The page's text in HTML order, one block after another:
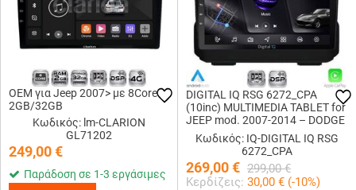
OEM για Jeep 2007> με 8Core
2GB/32GB
Κωδικός: lm-CLARION
GL71202
249,00€
Παράδοση σε 1-3 εργάσιμες
DIGITAL IQ RSG 6272_CPA
(10inc) MULTIMEDIA TABLET for
JEEP mod. 2007-2014 – DODGE
mod. 2007
Κωδικός: IQ-DIGITAL IQ RSG
6272_CPA
269,00€ 299,00 €
Κερδίζεις: 30,00 € (-10%)